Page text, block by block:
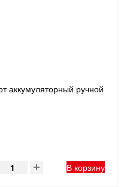
аккумуляторный ручной
В корзину